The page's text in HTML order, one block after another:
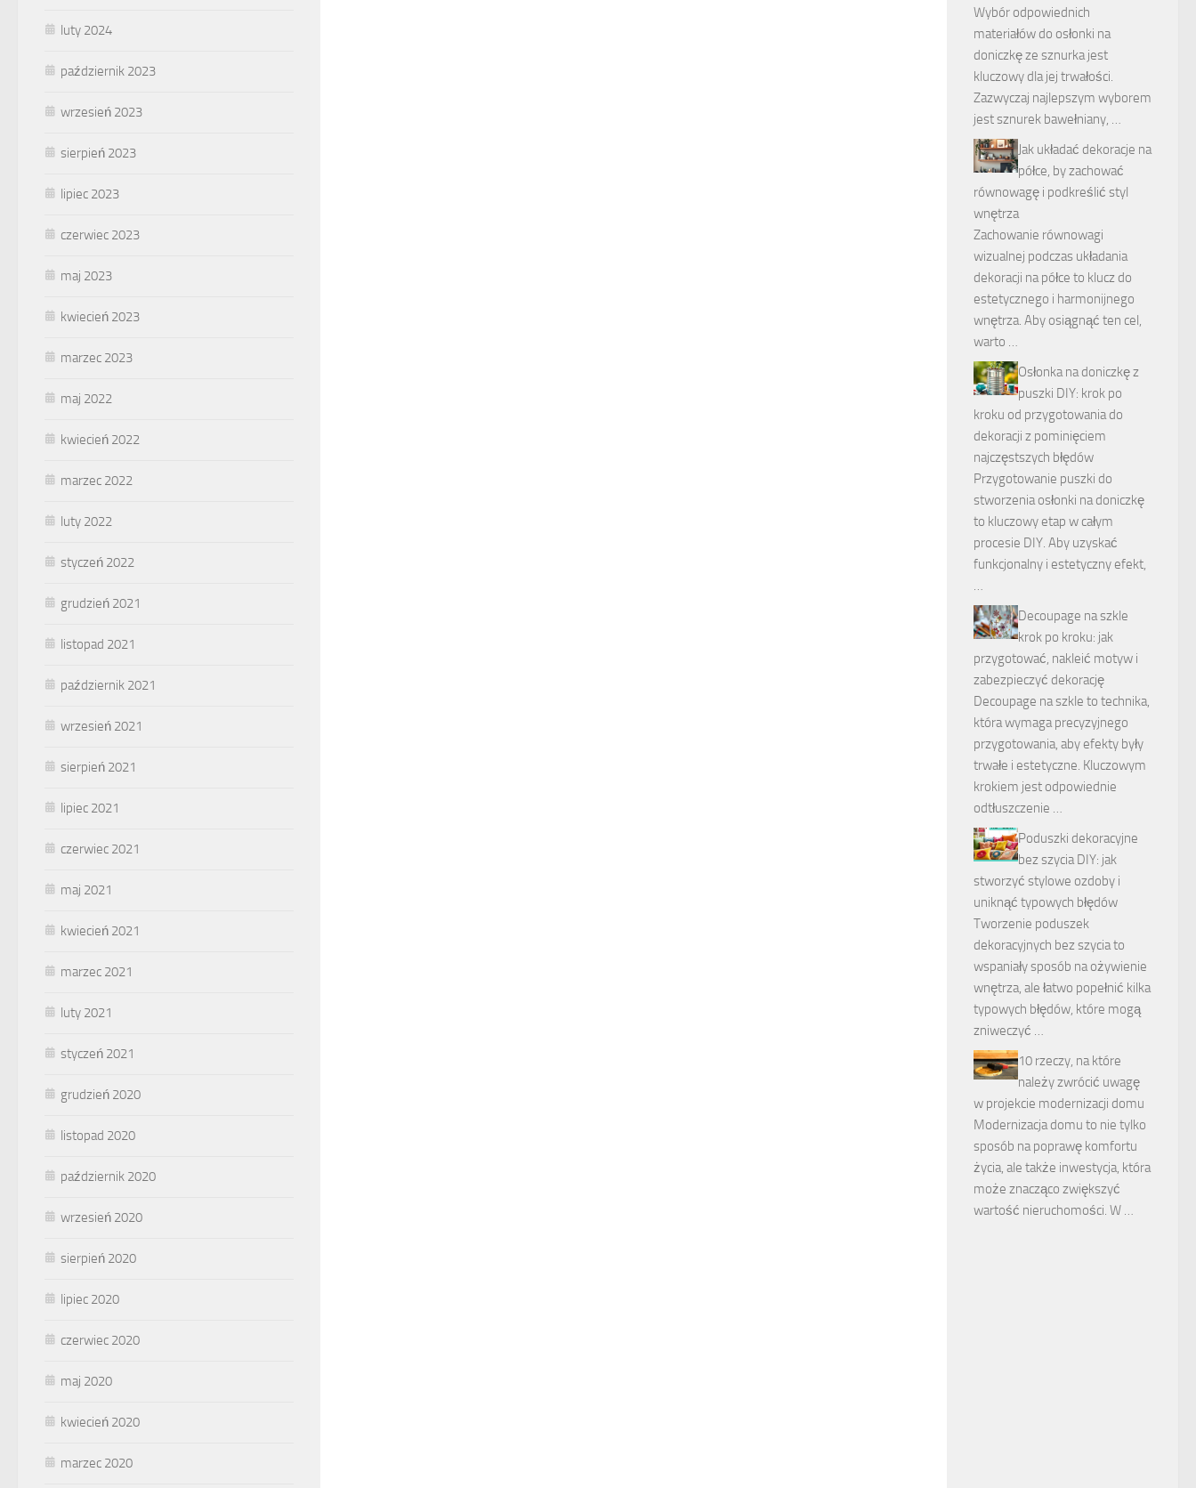
luty 2024
październik 2023
wrzesień 2023
sierpień 2023
lipiec 2023
czerwiec 2023
maj 2023
kwiecień 2023
marzec 2023
maj 2022
kwiecień 2022
marzec 2022
luty 2022
styczeń 2022
grudzień 2021
listopad 2021
październik 2021
wrzesień 2021
sierpień 2021
lipiec 2021
czerwiec 2021
maj 2021
kwiecień 2021
marzec 2021
luty 2021
styczeń 2021
grudzień 2020
listopad 2020
październik 2020
wrzesień 2020
sierpień 2020
lipiec 2020
czerwiec 2020
maj 2020
kwiecień 2020
marzec 2020
Wybór odpowiednich
materiałów do osłonki na
doniczkę ze sznurka jest
kluczowy dla jej trwałości.
Zazwyczaj najlepszym wyborem
jest sznurek bawełniany, …
Jak układać dekoracje na
półce, by zachować
równowagę i podkreślić styl
wnętrza
Zachowanie równowagi
wizualnej podczas układania
dekoracji na półce to klucz do
estetycznego i harmonijnego
wnętrza. Aby osiągnąć ten cel,
warto …
Osłonka na doniczkę z
puszki DIY: krok po
kroku od przygotowania do
dekoracji z pominięciem
najczęstszych błędów
Przygotowanie puszki do
stworzenia osłonki na doniczkę
to kluczowy etap w całym
procesie DIY. Aby uzyskać
funkcjonalny i estetyczny efekt,
…
Decoupage na szkle
krok po kroku: jak
przygotować, nakleić motyw i
zabezpieczyć dekorację
Decoupage na szkle to technika,
która wymaga precyzyjnego
przygotowania, aby efekty były
trwałe i estetyczne. Kluczowym
krokiem jest odpowiednie
odtłuszczenie …
Poduszki dekoracyjne
bez szycia DIY: jak
stworzyć stylowe ozdoby i
uniknąć typowych błędów
Tworzenie poduszek
dekoracyjnych bez szycia to
wspaniały sposób na ożywienie
wnętrza, ale łatwo popełnić kilka
typowych błędów, które mogą
zniweczyć …
10 rzeczy, na które
należy zwrócić uwagę
w projekcie modernizacji domu
Modernizacja domu to nie tylko
sposób na poprawę komfortu
życia, ale także inwestycja, która
może znacząco zwiększyć
wartość nieruchomości. W …